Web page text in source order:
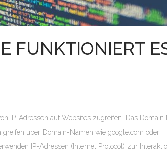
FUNKTIONIERT
IP-Adressen auf Websites zugreifen. Das Domain
über Domain-Namen wie google.com oder
IP-Adressen (Internet Protocol) zur